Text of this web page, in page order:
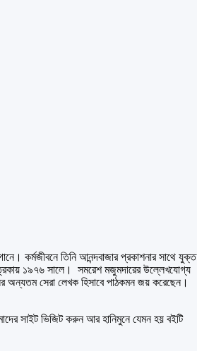
কর্মজীবনে তিনি আনন্দবাজার প্রকাশনার সাথে যুক্ত
১৯৭৬ সালে। সমরেশ মজুমদারের উল্লেখযোগ্য
অন্যতম সেরা লেখক হিসাবে পাঠকমন জয় করেছেন।
সাইট ভিজিট করুন আর হানিমুনে যেমন হয় বইটি